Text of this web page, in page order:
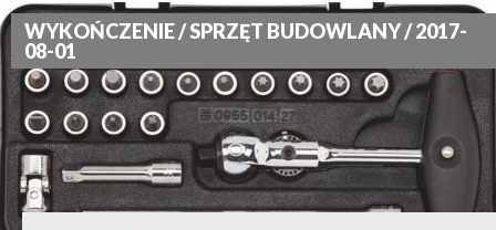
WYKOŃCZENIE / SPRZĘT BUDOWLANY / 2017-
08-01